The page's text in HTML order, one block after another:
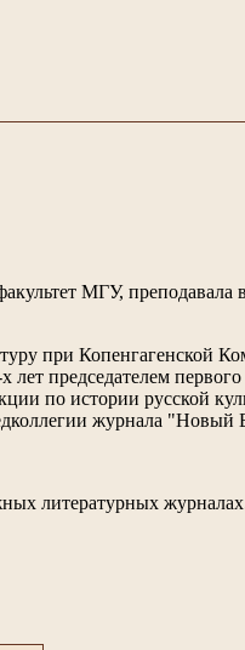
МГУ, преподавала в
при Копенгагенской
лет председателем
по истории русской
журнала "Новый
литературных